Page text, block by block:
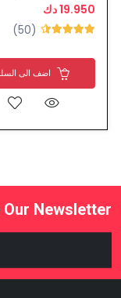
19.950 دك
(50)
اضف الى
Newsletter